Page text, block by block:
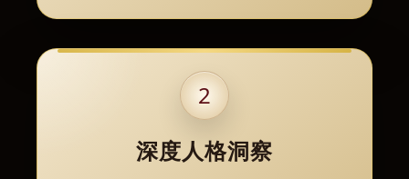
2
深度人格洞察